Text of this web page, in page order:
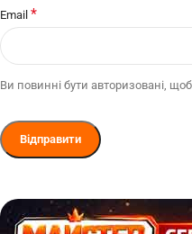
Email *
Ви повинні бути авторизовані,